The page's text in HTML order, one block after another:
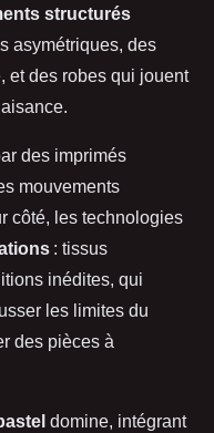
structurés
asymétriques, des
et des robes qui jouent
des imprimés
mouvements
côté, les technologies
: tissus
inédites, qui
les limites du
des pièces à
domine, intégrant